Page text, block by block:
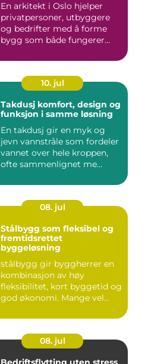
En arkitekt i Oslo hjelper
privatpersoner, utbyggere
og bedrifter med å forme
bygg som både fungerer...
10. jul
Takdusj komfort, design og
funksjon i samme løsning
En takdusj gir en myk og
jevn vannstråle som fordeler
vannet over hele kroppen,
ofte sammenlignet me...
08. jul
Stålbygg som fleksibel og
fremtidsrettet
byggeløsning
stålbygg gir byggherrer en
kombinasjon av høy
fleksibilitet, kort byggetid og
god økonomi. Mange vel...
08. jul